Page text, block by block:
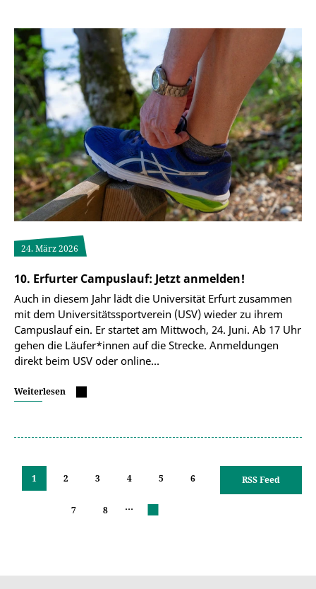
24. März 2026
10. Erfurter Campuslauf: Jetzt anmelden!
Auch in diesem Jahr lädt die Universität Erfurt zusammen
mit dem Universitätssportverein (USV) wieder zu ihrem
Campuslauf ein. Er startet am Mittwoch, 24. Juni. Ab 17 Uhr
gehen die Läufer*innen auf die Strecke. Anmeldungen
direkt beim USV oder online…
Weiterlesen
RSS Feed
1 2 3 4 5 6
7 8 …